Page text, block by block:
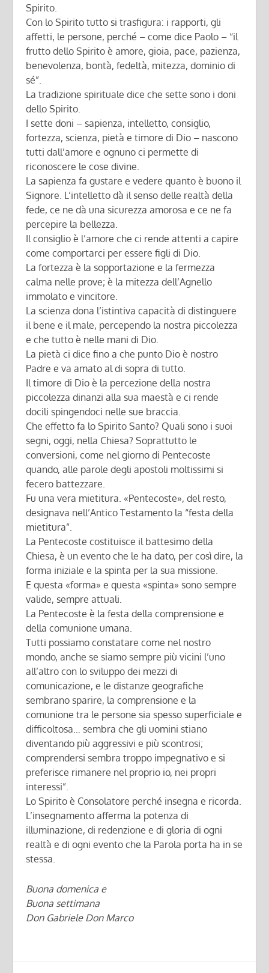
Spirito.
Con lo Spirito tutto si trasfigura: i rapporti, gli
affetti, le persone, perché – come dice Paolo – “il
frutto dello Spirito è amore, gioia, pace, pazienza,
benevolenza, bontà, fedeltà, mitezza, dominio di
sé”.
La tradizione spirituale dice che sette sono i doni
dello Spirito.
I sette doni – sapienza, intelletto, consiglio,
fortezza, scienza, pietà e timore di Dio – nascono
tutti dall’amore e ognuno ci permette di
riconoscere le cose divine.
La sapienza fa gustare e vedere quanto è buono il
Signore. L’intelletto dà il senso delle realtà della
fede, ce ne dà una sicurezza amorosa e ce ne fa
percepire la bellezza.
Il consiglio è l’amore che ci rende attenti a capire
come comportarci per essere figli di Dio.
La fortezza è la sopportazione e la fermezza
calma nelle prove; è la mitezza dell’Agnello
immolato e vincitore.
La scienza dona l’istintiva capacità di distinguere
il bene e il male, percependo la nostra piccolezza
e che tutto è nelle mani di Dio.
La pietà ci dice fino a che punto Dio è nostro
Padre e va amato al di sopra di tutto.
Il timore di Dio è la percezione della nostra
piccolezza dinanzi alla sua maestà e ci rende
docili spingendoci nelle sue braccia.
Che effetto fa lo Spirito Santo? Quali sono i suoi
segni, oggi, nella Chiesa? Soprattutto le
conversioni, come nel giorno di Pentecoste
quando, alle parole degli apostoli moltissimi si
fecero battezzare.
Fu una vera mietitura. «Pentecoste», del resto,
designava nell’Antico Testamento la “festa della
mietitura”.
La Pentecoste costituisce il battesimo della
Chiesa, è un evento che le ha dato, per così dire, la
forma iniziale e la spinta per la sua missione.
E questa «forma» e questa «spinta» sono sempre
valide, sempre attuali.
La Pentecoste è la festa della comprensione e
della comunione umana.
Tutti possiamo constatare come nel nostro
mondo, anche se siamo sempre più vicini l’uno
all’altro con lo sviluppo dei mezzi di
comunicazione, e le distanze geografiche
sembrano sparire, la comprensione e la
comunione tra le persone sia spesso superficiale e
difficoltosa… sembra che gli uomini stiano
diventando più aggressivi e più scontrosi;
comprendersi sembra troppo impegnativo e si
preferisce rimanere nel proprio io, nei propri
interessi”.
Lo Spirito è Consolatore perché insegna e ricorda.
L’insegnamento afferma la potenza di
illuminazione, di redenzione e di gloria di ogni
realtà e di ogni evento che la Parola porta ha in se
stessa.
Buona domenica e
Buona settimana
Don Gabriele Don Marco